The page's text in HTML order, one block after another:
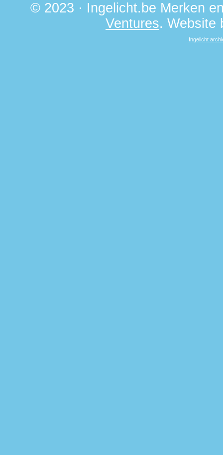
© 2023 · Ingelicht.be Merken
Ventures. Website
Ingelicht